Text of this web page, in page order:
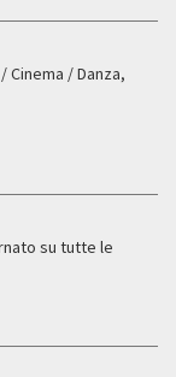
/ Danza,
su tutte le